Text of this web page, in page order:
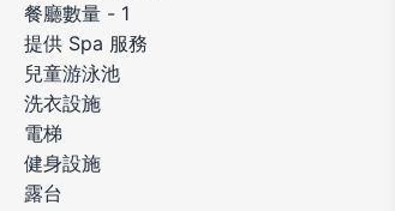
餐廳數量 - 1
提供 Spa 服務
兒童游泳池
洗衣設施
電梯
健身設施
露台